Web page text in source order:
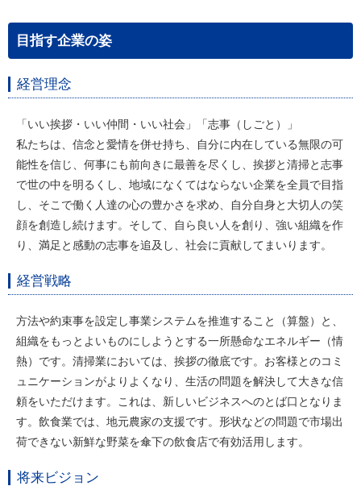
目指す企業の姿
経営理念
「いい挨拶・いい仲間・いい社会」「志事（しごと）」
私たちは、信念と愛情を併せ持ち、自分に内在している無限の可
能性を信じ、何事にも前向きに最善を尽くし、挨拶と清掃と志事
で世の中を明るくし、地域になくてはならない企業を全員で目指
し、そこで働く人達の心の豊かさを求め、自分自身と大切人の笑
顔を創造し続けます。そして、自ら良い人を創り、強い組織を作
り、満足と感動の志事を追及し、社会に貢献してまいります。
経営戦略
方法や約束事を設定し事業システムを推進すること（算盤）と、
組織をもっとよいものにしようとする一所懸命なエネルギー（情
熱）です。清掃業においては、挨拶の徹底です。お客様とのコミ
ュニケーションがよりよくなり、生活の問題を解決して大きな信
頼をいただけます。これは、新しいビジネスへのとば口となりま
す。飲食業では、地元農家の支援です。形状などの問題で市場出
荷できない新鮮な野菜を傘下の飲食店で有効活用します。
将来ビジョン